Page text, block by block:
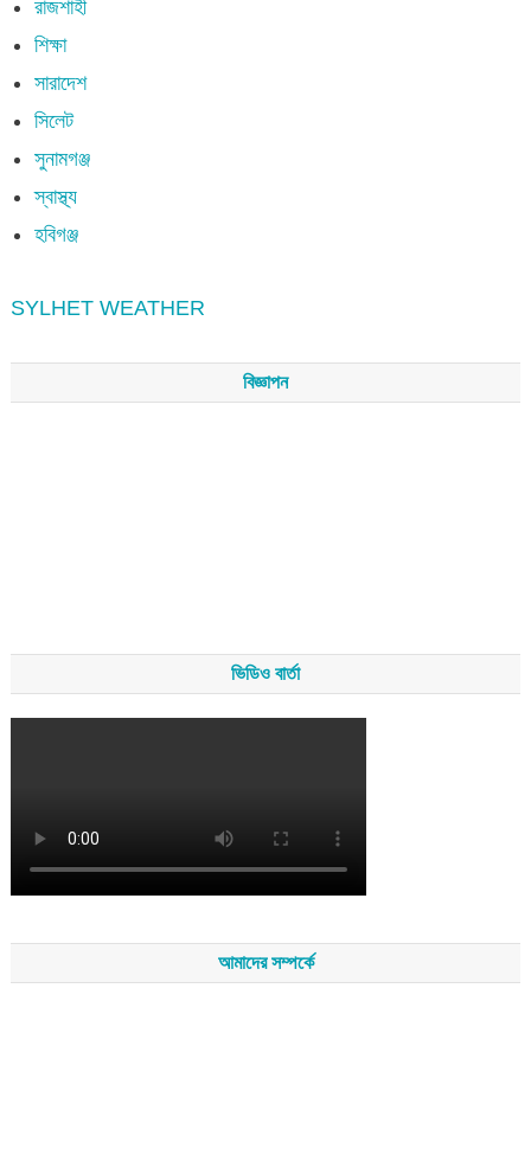
রাজশাহী
শিক্ষা
সারাদেশ
সিলেট
সুনামগঞ্জ
স্বাস্থ্য
হবিগঞ্জ
SYLHET WEATHER
বিজ্ঞাপন
ভিডিও বার্তা
আমাদের সম্পর্কে